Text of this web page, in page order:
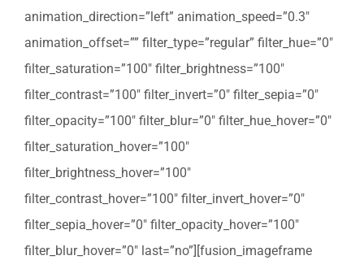
animation_direction=”left” animation_speed=”0.3″
animation_offset=”” filter_type=”regular” filter_hue=”0″
filter_saturation=”100″ filter_brightness=”100″
filter_contrast=”100″ filter_invert=”0″ filter_sepia=”0″
filter_opacity=”100″ filter_blur=”0″ filter_hue_hover=”0″
filter_saturation_hover=”100″
filter_brightness_hover=”100″
filter_contrast_hover=”100″ filter_invert_hover=”0″
filter_sepia_hover=”0″ filter_opacity_hover=”100″
filter_blur_hover=”0″ last=”no”][fusion_imageframe